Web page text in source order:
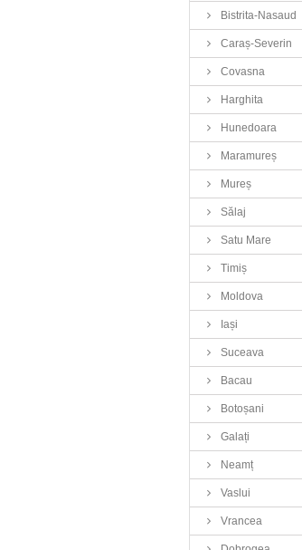
Bistrita-Nasaud
Caraș-Severin
Covasna
Harghita
Hunedoara
Maramureș
Mureș
Sălaj
Satu Mare
Timiș
Moldova
Iași
Suceava
Bacau
Botoșani
Galați
Neamț
Vaslui
Vrancea